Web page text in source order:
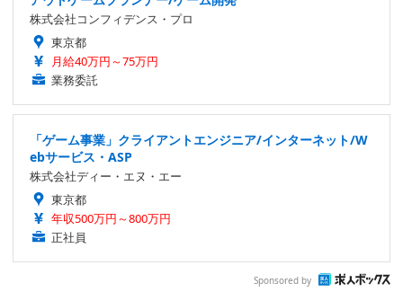
株式会社コンフィデンス・プロ
東京都
月給40万円～75万円
業務委託
「ゲーム事業」クライアントエンジニア/インターネット/W
ebサービス・ASP
株式会社ディー・エヌ・エー
東京都
年収500万円～800万円
正社員
Sponsored by